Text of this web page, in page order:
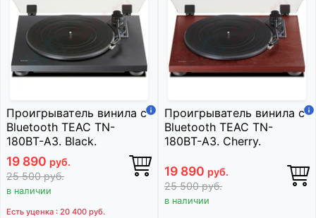
Проигрыватель винила с
Bluetooth TEAC TN-
180BT-A3. Black.
19 890 руб.
25 500руб.
в наличии
Есть уценка : 20 400 руб.
Проигрыватель винила с
Bluetooth TEAC TN-
180BT-A3. Cherry.
19 890 руб.
25 500руб.
в наличии